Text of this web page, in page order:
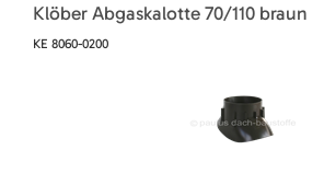
Klöber Abgaskalotte 70/110 braun
KE 8060-0200